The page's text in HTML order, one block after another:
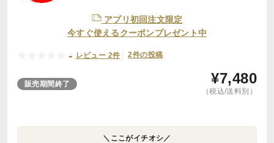
アプリ初回注文限定
今すぐ使えるクーポンプレゼント中
- レビュー 2件 2件の投稿
販売期間終了 ¥7,480
（税込/送料別）
＼ここがイチオシ／